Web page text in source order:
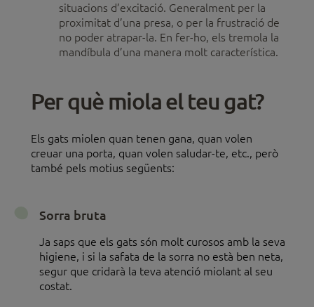
situacions d’excitació. Generalment per la
proximitat d’una presa, o per la frustració de
no poder atrapar-la. En fer-ho, els tremola la
mandíbula d’una manera molt característica.
Per què miola el teu gat?
Els gats miolen quan tenen gana, quan volen
creuar una porta, quan volen saludar-te, etc., però
també pels motius següents:
Sorra bruta
Ja saps que els gats són molt curosos amb la seva
higiene, i si la safata de la sorra no està ben neta,
segur que cridarà la teva atenció miolant al seu
costat.